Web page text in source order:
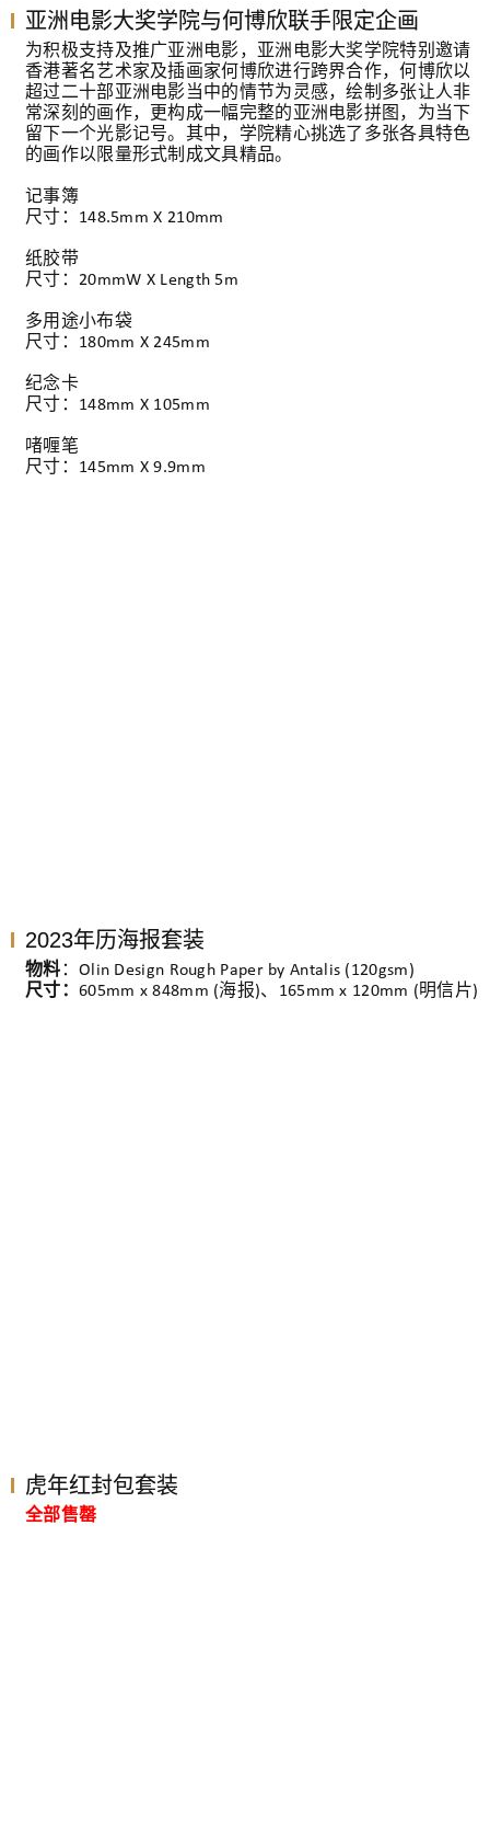
亚洲电影大奖学院与何博欣联手限定企画
为积极支持及推广亚洲电影，亚洲电影大奖学院特别邀请
香港著名艺术家及插画家何博欣进行跨界合作，何博欣以
超过二十部亚洲电影当中的情节为灵感，绘制多张让人非
常深刻的画作，更构成一幅完整的亚洲电影拼图，为当下
留下一个光影记号。其中，学院精心挑选了多张各具特色
的画作以限量形式制成文具精品。
记事簿
尺寸：148.5mm X 210mm
纸胶带
尺寸：20mmW X Length 5m
多用途小布袋
尺寸：180mm X 245mm
纪念卡
尺寸：148mm X 105mm
啫喱笔
尺寸：145mm X 9.9mm
2023年历海报套装
物料 ：Olin Design Rough Paper by Antalis (120gsm)
尺寸： 605mm x 848mm (海报)、165mm x 120mm (明信片)
虎年红封包套装
全部售罄